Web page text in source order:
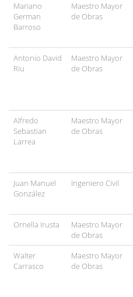
Mariano
German
Barroso
Maestro Mayor
de Obras
Antonio David
Riu
Maestro Mayor
de Obras
Alfredo
Sebastian
Larrea
Maestro Mayor
de Obras
Juan Manuel
González
Ingeniero Civil
Ornella Irusta
Maestro Mayor
de Obras
Walter
Carrasco
Maestro Mayor
de Obras